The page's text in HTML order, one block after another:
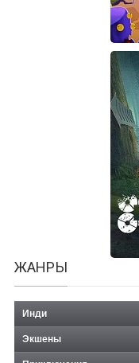
Space
ЖАНРЫ
Инди
Экшены